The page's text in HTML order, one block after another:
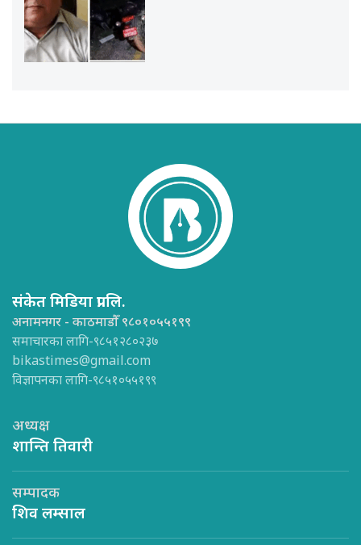
संकेत मिडिया प्रा.लि.
अनामनगर - काठमाडौँ ९८०१०५५१९९
समाचारका लागि-९८५१२८०२३७
bikastimes@gmail.com
विज्ञापनका लागि-९८५१०५५१९९
अध्यक्ष
शान्ति तिवारी
सम्पादक
शिव लम्साल